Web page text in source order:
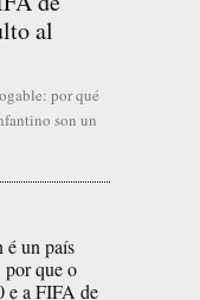
al
por qué
son un
é un país
por que o
e a FIFA de